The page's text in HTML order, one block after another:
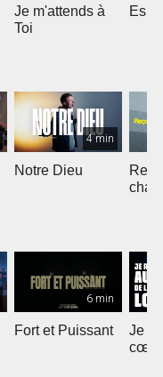
Je m'attends à
Toi
4 min
Notre Dieu
chant
6 min
Fort et Puissant
Je
cœur